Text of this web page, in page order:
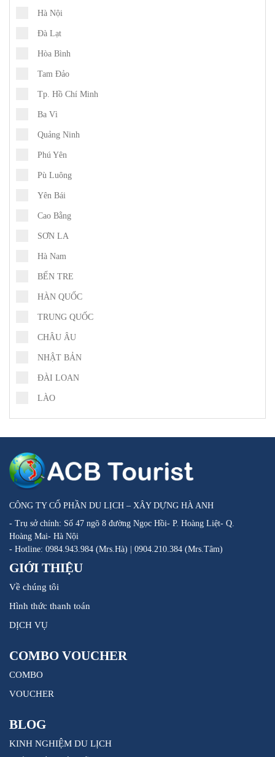
Hà Nội
Đà Lạt
Hòa Bình
Tam Đảo
Tp. Hồ Chí Minh
Ba Vì
Quảng Ninh
Phú Yên
Pù Luông
Yên Bái
Cao Bằng
SƠN LA
Hà Nam
BẾN TRE
HÀN QUỐC
TRUNG QUỐC
CHÂU ÂU
NHẬT BẢN
ĐÀI LOAN
LÀO
CÔNG TY CỔ PHẦN DU LỊCH – XÂY DỰNG HÀ ANH
- Trụ sở chính: Số 47 ngõ 8 đường Ngọc Hồi- P. Hoàng Liệt- Q.
Hoàng Mai- Hà Nội
- Hotline: 0984.943.984 (Mrs.Hà) | 0904.210.384 (Mrs.Tâm)
GIỚI THIỆU
Về chúng tôi
Hình thức thanh toán
DỊCH VỤ
COMBO VOUCHER
COMBO
VOUCHER
BLOG
KINH NGHIỆM DU LỊCH